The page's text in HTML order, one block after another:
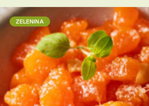
ZELENINA